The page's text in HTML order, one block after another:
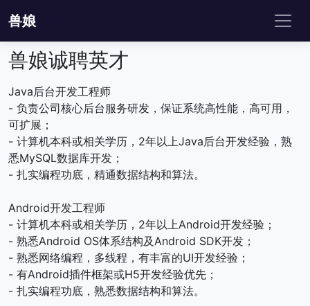
兽娘
兽娘诚聘英才
Java后台开发工程师
- 负责公司核心后台服务研发，保证系统高性能，高可用，
可扩展；
- 计算机本科或相关学历，2年以上Java后台开发经验，熟
悉MySQL数据库开发；
- 扎实编程功底，精通数据结构和算法。
Android开发工程师
- 计算机本科或相关学历，2年以上Android开发经验；
- 熟悉Android OS体系结构及Android SDK开发；
- 熟悉网络编程，多线程，有丰富的UI开发经验；
- 有Android插件框架或H5开发经验优先；
- 扎实编程功底，熟悉数据结构和算法。